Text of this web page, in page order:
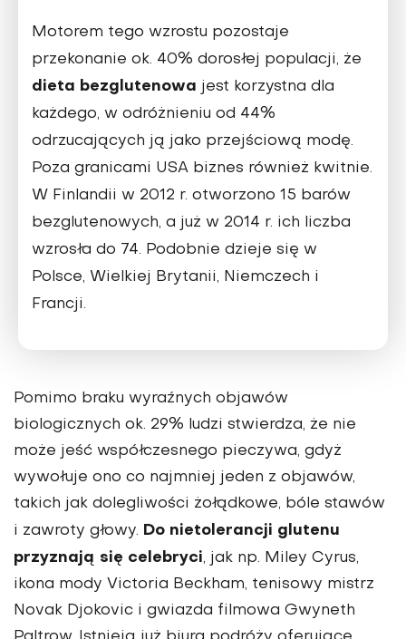
Motorem tego wzrostu pozostaje
przekonanie ok. 40% dorosłej populacji, że
dieta bezglutenowa jest korzystna dla
każdego, w odróżnieniu od 44%
odrzucających ją jako przejściową modę.
Poza granicami USA biznes również kwitnie.
W Finlandii w 2012 r. otworzono 15 barów
bezglutenowych, a już w 2014 r. ich liczba
wzrosła do 74. Podobnie dzieje się w
Polsce, Wielkiej Brytanii, Niemczech i
Francji.
Pomimo braku wyraźnych objawów
biologicznych ok. 29% ludzi stwierdza, że nie
może jeść współczesnego pieczywa, gdyż
wywołuje ono co najmniej jeden z objawów,
takich jak dolegliwości żołądkowe, bóle stawów
i zawroty głowy. Do nietolerancji glutenu
przyznają się celebryci, jak np. Miley Cyrus,
ikona mody Victoria Beckham, tenisowy mistrz
Novak Djokovic i gwiazda filmowa Gwyneth